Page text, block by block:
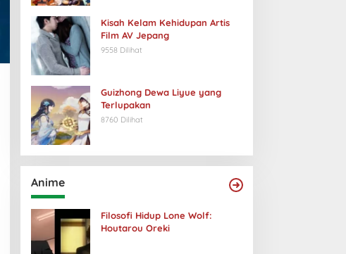
Kisah Kelam Kehidupan Artis
Film AV Jepang
9558 Dilihat
Guizhong Dewa Liyue yang
Terlupakan
8760 Dilihat
Anime
Filosofi Hidup Lone Wolf:
Houtarou Oreki